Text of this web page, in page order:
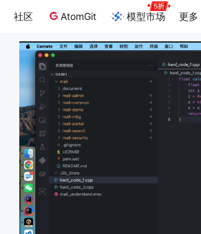
社区 AtomGit 模型市场 更多